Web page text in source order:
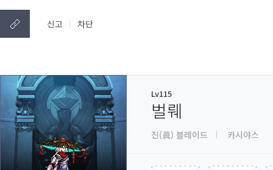
신고 차단
Lv115
벌뤠
진(眞) 블레이드 카시야스